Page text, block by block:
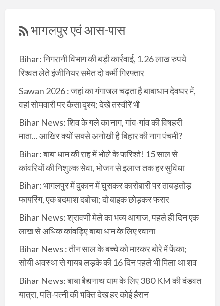
भागलपुर एवं आस-पास
Bihar: निगरानी विभाग की बड़ी कार्रवाई, 1.26 लाख रुपये
रिश्वत लेते इंजीनियर समेत दो कर्मी गिरफ्तार
Sawan 2026 : जहां का गंगाजल चढ़ता है बाबाधाम देवघर में,
वहां सोमवारी पर कैसा दृश्य; देखें तस्वीरें भी
Bihar News: शिव के गले का नाग, गांव-गांव की विषहरी
माता... आखिर क्यों सबसे अनोखी है बिहार की नाग पंचमी?
Bihar: बाबा धाम की राह में भोले के फरिश्ते! 15 साल से
कांवरियों की निशुल्क सेवा, भोजन से इलाज तक हर सुविधा
Bihar: भागलपुर में दुकान में घुसकर कारोबारी पर ताबड़तोड़
फायरिंग, एक बदमाश दबोचा; दो बाइक छोड़कर फरार
Bihar News: श्रावणी मेले का भव्य आगाज, पहले ही दिन एक
लाख से अधिक कांवड़िए बाबा धाम के लिए रवाना
Bihar News : तीन साल के बच्चे को मारकर बोरे में फेंका;
सोयी अवस्था से गायब लड़के की 16 दिन पहले भी मिला था शव
Bihar News: बाबा बैद्यनाथ धाम के लिए 380 KM की दंडवत
यात्रा, पति-पत्नी की भक्ति देख हर कोई हैरान